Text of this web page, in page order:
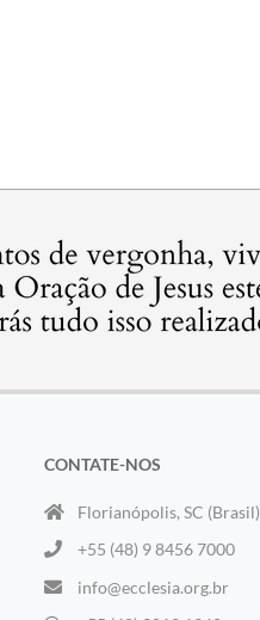
CONTATE-NOS
Florianópolis, SC (Brasil)
+55 (48) 9 8456 7000
info@ecclesia.org.br